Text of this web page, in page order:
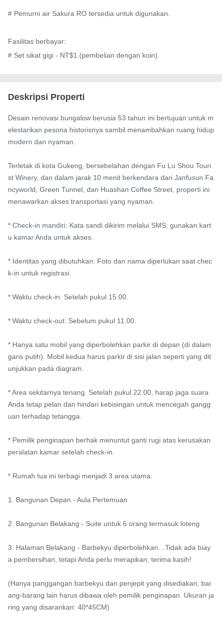
# Pemurni air Sakura RO tersedia untuk digunakan.
Fasilitas berbayar:
# Set sikat gigi - NT$1 (pembelian dengan koin).
Deskripsi Properti
Desain renovasi bungalow berusia 53 tahun ini bertujuan untuk m
elestarikan pesona historisnya sambil menambahkan ruang hidup
modern dan nyaman.
Terletak di kota Gukeng, bersebelahan dengan Fu Lu Shou Touri
st Winery, dan dalam jarak 10 menit berkendara dari Janfusun Fa
ncyworld, Green Tunnel, dan Huashan Coffee Street, properti ini
menawarkan akses transportasi yang nyaman.
* Check-in mandiri: Kata sandi dikirim melalui SMS; gunakan kart
u kamar Anda untuk akses.
* Identitas yang dibutuhkan: Foto dan nama diperlukan saat chec
k-in untuk registrasi.
* Waktu check-in: Setelah pukul 15.00.
* Waktu check-out: Sebelum pukul 11.00.
* Hanya satu mobil yang diperbolehkan parkir di depan (di dalam
garis putih). Mobil kedua harus parkir di sisi jalan seperti yang dit
unjukkan pada diagram.
* Area sekitarnya tenang. Setelah pukul 22.00, harap jaga suara
Anda tetap pelan dan hindari kebisingan untuk mencegah gangg
uan terhadap tetangga.
* Pemilik penginapan berhak menuntut ganti rugi atas kerusakan
peralatan kamar setelah check-in.
* Rumah tua ini terbagi menjadi 3 area utama:
1. Bangunan Depan - Aula Pertemuan
2. Bangunan Belakang - Suite untuk 6 orang termasuk loteng
3. Halaman Belakang - Barbekyu diperbolehkan…Tidak ada biay
a pembersihan, tetapi Anda perlu merapikan, terima kasih!
(Hanya panggangan barbekyu dan penjepit yang disediakan; bar
ang-barang lain harus dibawa oleh pemilik penginapan. Ukuran ja
ring yang disarankan: 40*45CM)